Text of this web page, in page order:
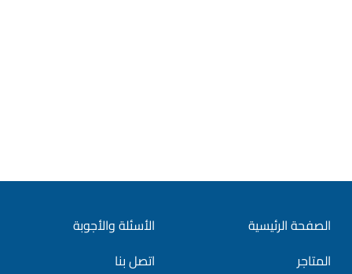
الصفحة الرئيسية
المتاجر
الأسئلة والأجوبة
اتصل بنا